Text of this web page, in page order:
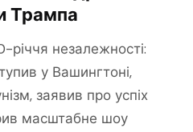
Трампа
незалежності:
у Вашингтоні,
заявив про успіх
масштабне шоу